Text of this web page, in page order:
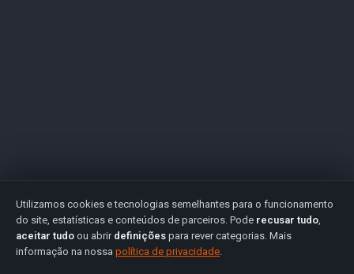
Utilizamos cookies e tecnologias semelhantes para o funcionamento
do site, estatísticas e conteúdos de parceiros. Pode recusar tudo,
aceitar tudo ou abrir definições para rever categorias. Mais
informação na nossa política de privacidade.